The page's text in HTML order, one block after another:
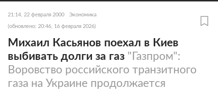
21:14, 22 февраля 2000 Экономика
(обновлено: 20:46, 16 февраля 2026)
Михаил Касьянов поехал в Киев
выбивать долги за газ "Газпром":
Воровство российского транзитного
газа на Украине продолжается